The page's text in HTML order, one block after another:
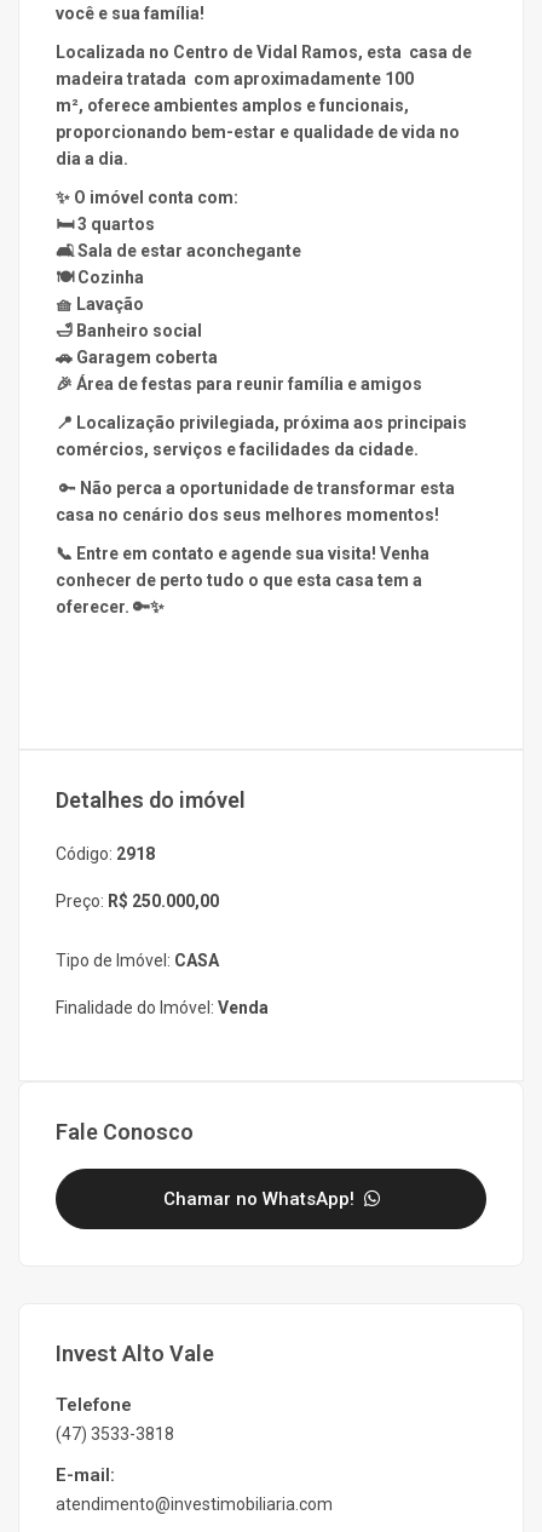
você e sua família!
Localizada no Centro de Vidal Ramos, esta casa de
madeira tratada com aproximadamente 100
m², oferece ambientes amplos e funcionais,
proporcionando bem-estar e qualidade de vida no
dia a dia.
✨ O imóvel conta com:
🛏️ 3 quartos
🛋️ Sala de estar aconchegante
🍽️ Cozinha
🧺 Lavação
🛁 Banheiro social
🚗 Garagem coberta
🎉 Área de festas para reunir família e amigos
📍 Localização privilegiada, próxima aos principais
comércios, serviços e facilidades da cidade.
🔑 Não perca a oportunidade de transformar esta
casa no cenário dos seus melhores momentos!
📞 Entre em contato e agende sua visita! Venha
conhecer de perto tudo o que esta casa tem a
oferecer. 🔑✨
Detalhes do imóvel
Código: 2918
Preço: R$ 250.000,00
Tipo de Imóvel: CASA
Finalidade do Imóvel: Venda
Fale Conosco
Chamar no WhatsApp!
Invest Alto Vale
Telefone
(47) 3533-3818
E-mail:
atendimento@investimobiliaria.com